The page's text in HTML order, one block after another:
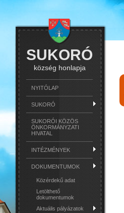
SUKORÓ
község honlapja
NYITÓLAP
SUKORÓ
SUKORÓI KÖZÖS
ÖNKORMÁNYZATI
HIVATAL
INTÉZMÉNYEK
DOKUMENTUMOK
Közérdekű adat
Letölthető
dokumentumok
Aktuális pályázatok